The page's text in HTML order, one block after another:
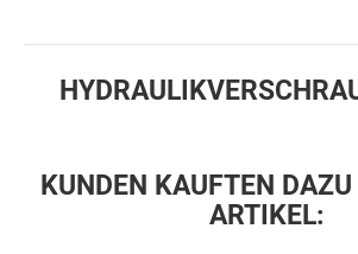
KUNDEN KAUFTEN DAZU
ARTIKEL: